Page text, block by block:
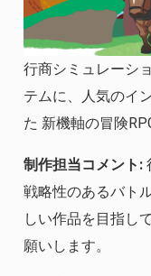
行商シミュレーシ
テムに、人気のイ
た 新機軸の冒険
制作担当コメント:
戦略性のあるバト
しい作品を目指し
願いします。